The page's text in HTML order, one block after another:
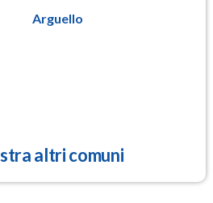
Arguello
altri comuni